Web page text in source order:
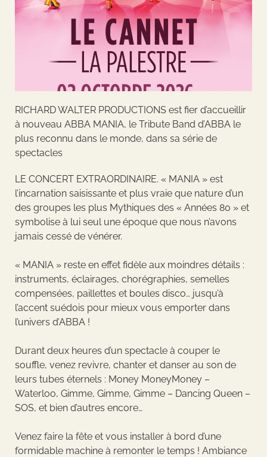
RICHARD WALTER PRODUCTIONS est fier d’accueillir
à nouveau ABBA MANIA, le Tribute Band d’ABBA le
plus reconnu dans le monde, dans sa série de
spectacles
LE CONCERT EXTRAORDINAIRE. « MANIA » est
l’incarnation saisissante et plus vraie que nature d’un
des groupes les plus Mythiques des « Années 80 » et
symbolise à lui seul une époque que nous n’avons
jamais cessé de vénérer.
« MANIA » reste en effet fidèle aux moindres détails :
instruments, éclairages, chorégraphies, semelles
compensées, paillettes et boules disco… jusqu’à
l’accent suédois pour mieux vous emporter dans
l’univers d’ABBA !
Durant deux heures d’un spectacle à couper le
souffle, venez revivre, chanter et danser au son de
leurs tubes éternels : Money MoneyMoney –
Waterloo, Gimme, Gimme, Gimme – Dancing Queen –
SOS, et bien d’autres encore…
Venez faire la fête et vous installer à bord d’une
formidable machine à remonter le temps ! Ambiance